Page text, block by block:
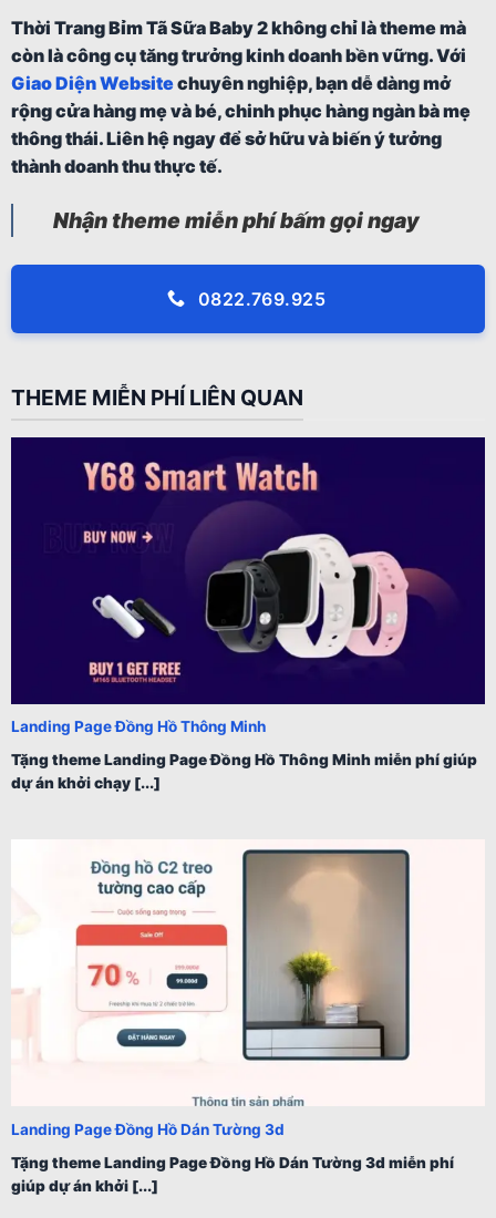
Thời Trang Bỉm Tã Sữa Baby 2 không chỉ là theme mà
còn là công cụ tăng trưởng kinh doanh bền vững. Với
Giao Diện Websitechuyên nghiệp, bạn dễ dàng mở
rộng cửa hàng mẹ và bé, chinh phục hàng ngàn bà mẹ
thông thái. Liên hệ ngay để sở hữu và biến ý tưởng
thành doanh thu thực tế.
Nhận theme miễn phí bấm gọi ngay
0822.769.925
THEME MIỄN PHÍ LIÊN QUAN
Landing Page Đồng Hồ Thông Minh
Tặng theme Landing Page Đồng Hồ Thông Minh miễn phí giúp
dự án khởi chạy [...]
Landing Page Đồng Hồ Dán Tường 3d
Tặng theme Landing Page Đồng Hồ Dán Tường 3d miễn phí
giúp dự án khởi [...]